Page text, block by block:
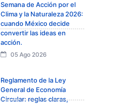
Semana de Acción por el
Clima y la Naturaleza 2026:
cuando México decide
convertir las ideas en
acción.
05 Ago 2026
Reglamento de la Ley
General de Economía
Circular: reglas claras,